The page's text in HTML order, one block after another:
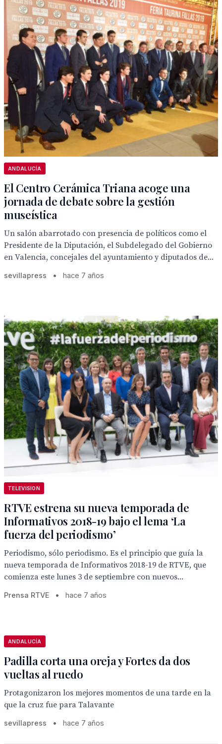
ANDALUCÍA
El Centro Cerámica Triana acoge una
jornada de debate sobre la gestión
museística
Un salón abarrotado con presencia de políticos como el
Presidente de la Diputación, el Subdelegado del Gobierno
en Valencia, concejales del ayuntamiento y diputados de...
sevillapress • hace 7 años
TELEVISION
RTVE estrena su nueva temporada de
Informativos 2018-19 bajo el lema ‘La
fuerza del periodismo’
Periodismo, sólo periodismo. Es el principio que guía la
nueva temporada de Informativos 2018-19 de RTVE, que
comienza este lunes 3 de septiembre con nuevos...
Prensa RTVE • hace 7 años
ANDALUCÍA
Padilla corta una oreja y Fortes da dos
vueltas al ruedo
Protagonizaron los mejores momentos de una tarde en la
que la cruz fue para Talavante
sevillapress • hace 7 años